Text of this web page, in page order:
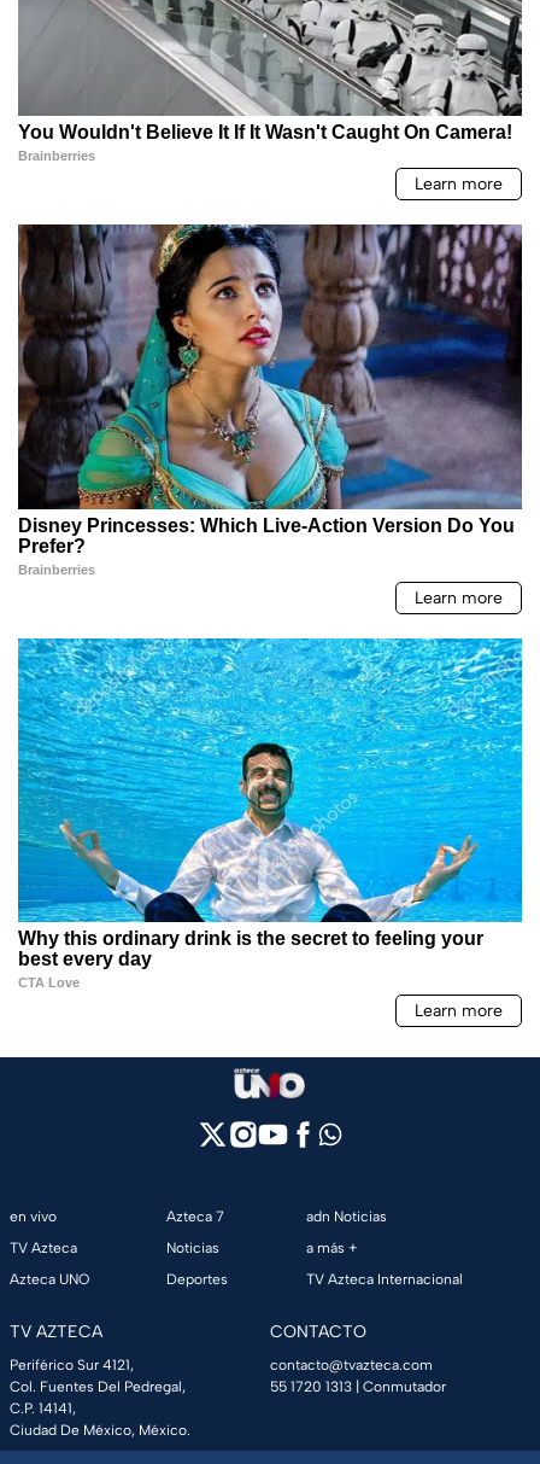
en vivo
TV Azteca
Azteca UNO
Azteca 7
Noticias
Deportes
adn Noticias
a más +
TV Azteca Internacional
TV AZTECA
Periférico Sur 4121,
Col. Fuentes Del Pedregal,
C.P. 14141,
Ciudad De México, México.
CONTACTO
contacto@tvazteca.com
55 1720 1313 | Conmutador